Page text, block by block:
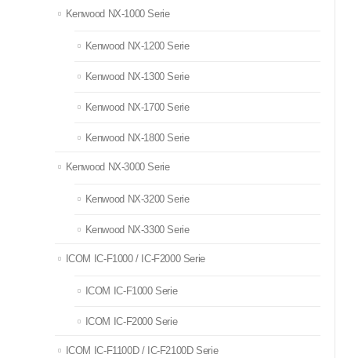
Kenwood NX-1000 Serie
Kenwood NX-1200 Serie
Kenwood NX-1300 Serie
Kenwood NX-1700 Serie
Kenwood NX-1800 Serie
Kenwood NX-3000 Serie
Kenwood NX-3200 Serie
Kenwood NX-3300 Serie
ICOM IC-F1000 / IC-F2000 Serie
ICOM IC-F1000 Serie
ICOM IC-F2000 Serie
ICOM IC-F1100D / IC-F2100D Serie